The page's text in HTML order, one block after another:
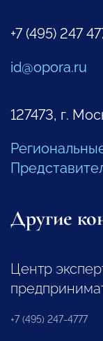
+7 (495) 247
id@opora.ru
127473, г.
Другие
Центр
+7 (495) 247-4777